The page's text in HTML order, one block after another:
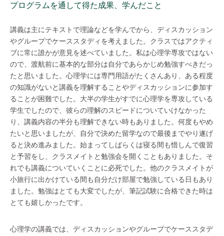
プログラムを通して得た成果、学んだこと
講義は主にテキストで理論などを学んでから、ディスカッション
やグループでケーススタディを考えました。クラスではアクティ
ブに常に誰かが意見を述べていました。私は心理学専攻ではない
ので、渡航前に基本的な部分は自分であらかじめ勉強すべきだっ
たと思いました。心理学には専門用語がたくさんあり、ある程度
の知識がないと講義を理解することやディスカッションに参加す
ることが困難でした。大半の学生がすでに心理学を専攻している
学生でしたので、彼らの理解のスピードについていけなかった
り、講義内容の半分も理解できない時もありました。何度もやめ
たいと思いましたが、自分で決めた留学なので最後までやり遂げ
ると決め進みました。始まってしばらくは寝る間も惜しんで復習
と予習をし、クラスメイトと勉強会を開くこともありました。そ
れでも講義についていくことに必死でした。他のクラスメイトが
小旅行に出かけている間も自分だけ部屋で勉強している日もあり
ました。勉強はとても大変でしたが、筆記試験に合格できた時は
とても嬉しかったです。
心理学の講義では、ディスカッションやグループでケーススタデ